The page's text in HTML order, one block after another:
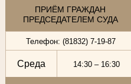
ПРИЁМ ГРАЖДАН
ПРЕДСЕДАТЕЛЕМ СУДА
Телефон: (81832) 7-19-87
Среда 14:30 – 16:30